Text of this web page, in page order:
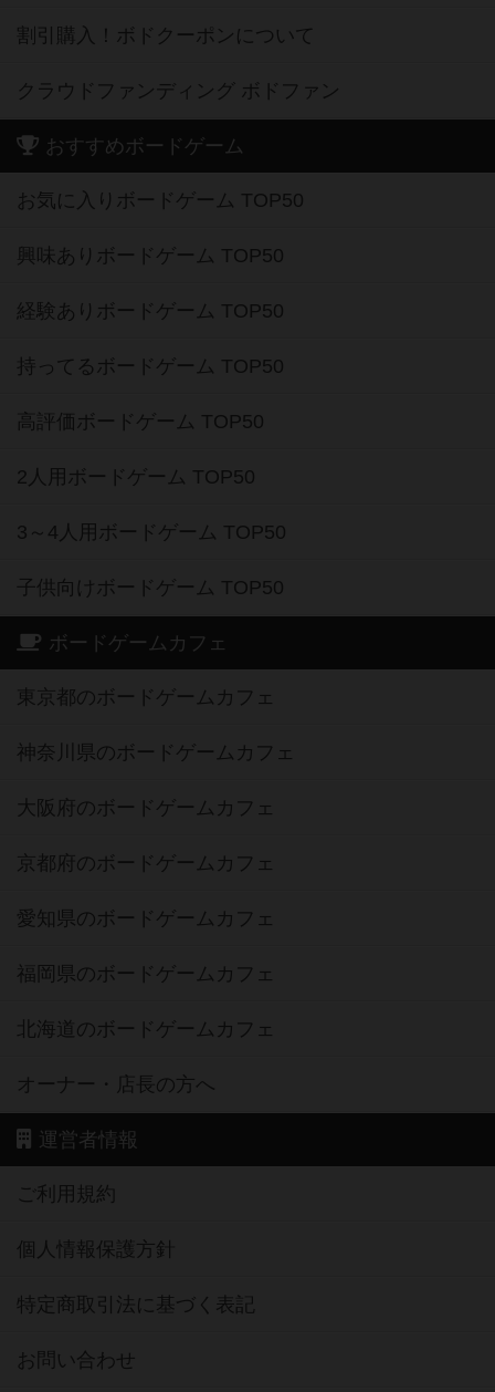
割引購入！ボドクーポンについて
クラウドファンディング ボドファン
おすすめボードゲーム
お気に入りボードゲーム TOP50
興味ありボードゲーム TOP50
経験ありボードゲーム TOP50
持ってるボードゲーム TOP50
高評価ボードゲーム TOP50
2人用ボードゲーム TOP50
3～4人用ボードゲーム TOP50
子供向けボードゲーム TOP50
ボードゲームカフェ
東京都のボードゲームカフェ
神奈川県のボードゲームカフェ
大阪府のボードゲームカフェ
京都府のボードゲームカフェ
愛知県のボードゲームカフェ
福岡県のボードゲームカフェ
北海道のボードゲームカフェ
オーナー・店長の方へ
運営者情報
ご利用規約
個人情報保護方針
特定商取引法に基づく表記
お問い合わせ